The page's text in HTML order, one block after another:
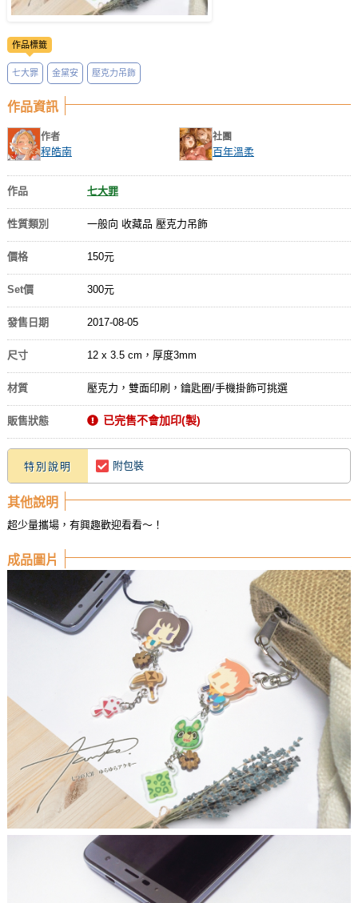
作品標籤
七大罪 金黛安 壓克力吊飾
作品資訊
作者
程皓南
社團
百年溫柔
作品 七大罪
性質類別 一般向 收藏品 壓克力吊飾
價格 150元
Set價 300元
發售日期 2017-08-05
尺寸 12 x 3.5 cm，厚度3mm
材質 壓克力，雙面印刷，鑰匙圈/手機掛飾可挑選
販售狀態 已完售不會加印(製)
特別說明 附包裝
其他說明
超少量攜場，有興趣歡迎看看～！
成品圖片